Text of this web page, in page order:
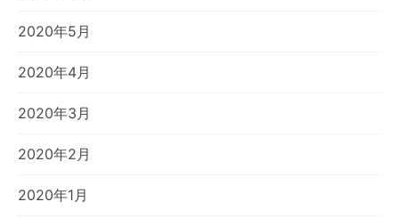
2020年5月
2020年4月
2020年3月
2020年2月
2020年1月